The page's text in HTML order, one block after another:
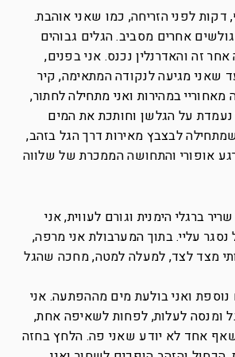
דקות לפני הזריחה, כמו שאני אוהבת.
אחרים מסביב. הגלים גבוהים
זה והאדרנלין נכנס. אני בפנים,
שאני מגיעה לנקודה המתאימה, קיר
מאחוריי במהירות ואני מתחילה לחתור,
נעמדת על הגלשן וחותכת את המים
לבצבץ מאירות דרך הגל בזהב,
אופורי והתחושה הממכרת של שלווה
ברגלי הימנית וגורם לעווית, אני
עליי. בתוך המערבולת אני מרפה,
מצד לצד, למעלה למטה, מחכה שהגל
ואני בולעת מים מההפתעה. אני
ומנסה לעלות, לפחות לשאיפה אחת,
שאף אחד לא יודע שאני פה. הלחץ בחזה